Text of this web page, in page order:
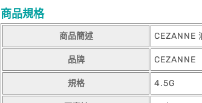
商品規格
商品簡述 CEZANNE
品牌 CEZANNE
規格 4.5G